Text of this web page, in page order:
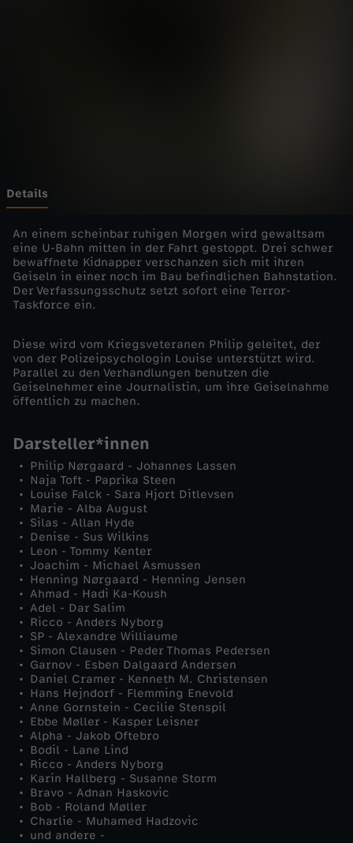
e
n
h
a
g
e
-
T
a
g
1
Details
An einem scheinbar ruhigen Morgen wird gewaltsam
eine U-Bahn mitten in der Fahrt gestoppt. Drei schwer
bewaffnete Kidnapper verschanzen sich mit ihren
Geiseln in einer noch im Bau befindlichen Bahnstation.
Der Verfassungsschutz setzt sofort eine Terror-
Taskforce ein.
Diese wird vom Kriegsveteranen Philip geleitet, der
von der Polizeipsychologin Louise unterstützt wird.
Parallel zu den Verhandlungen benutzen die
Geiselnehmer eine Journalistin, um ihre Geiselnahme
öffentlich zu machen.
Darsteller*innen
Philip Nørgaard - Johannes Lassen
Naja Toft - Paprika Steen
Louise Falck - Sara Hjort Ditlevsen
Marie - Alba August
Silas - Allan Hyde
Denise - Sus Wilkins
Leon - Tommy Kenter
Joachim - Michael Asmussen
Henning Nørgaard - Henning Jensen
Ahmad - Hadi Ka-Koush
Adel - Dar Salim
Ricco - Anders Nyborg
SP - Alexandre Williaume
Simon Clausen - Peder Thomas Pedersen
Garnov - Esben Dalgaard Andersen
Daniel Cramer - Kenneth M. Christensen
Hans Hejndorf - Flemming Enevold
Anne Gornstein - Cecilie Stenspil
Ebbe Møller - Kasper Leisner
Alpha - Jakob Oftebro
Bodil - Lane Lind
Ricco - Anders Nyborg
Karin Hallberg - Susanne Storm
Bravo - Adnan Haskovic
Bob - Roland Møller
Charlie - Muhamed Hadzovic
und andere -